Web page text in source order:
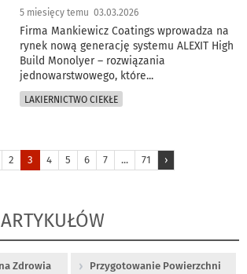
5 miesięcy temu 03.03.2026
Firma Mankiewicz Coatings wprowadza na
rynek nową generację systemu ALEXIT High
Build Monolyer – rozwiązania
jednowarstwowego, które...
LAKIERNICTWO CIEKŁE
2 3 4 5 6 7 ... 71 ›
Zdrowia Przygotowanie Powierzchni